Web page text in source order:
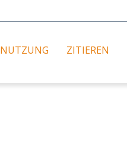
NUTZUNG ZITIEREN